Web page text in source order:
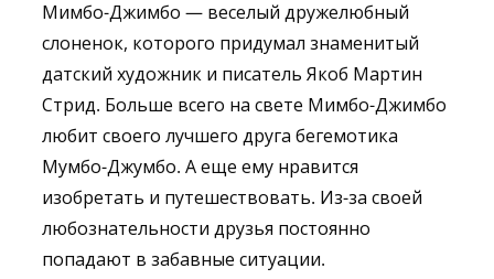
Мимбо-Джимбо — веселый дружелюбный
слоненок, которого придумал знаменитый
датский художник и писатель Якоб Мартин
Стрид. Больше всего на свете Мимбо-Джимбо
любит своего лучшего друга бегемотика
Мумбо-Джумбо. А еще ему нравится
изобретать и путешествовать. Из-за своей
любознательности друзья постоянно
попадают в забавные ситуации.